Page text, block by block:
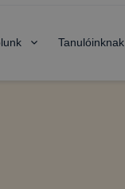
Tanulóinknak